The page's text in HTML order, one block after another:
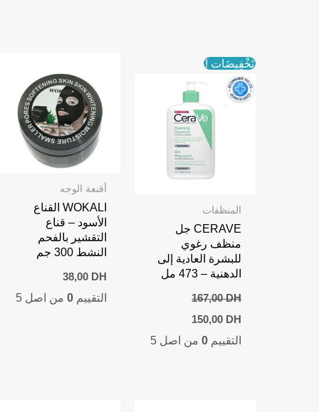
تَخْفِيضَات !
المنظفات
CERAVE جل
منظف رغوي
للبشرة العادية إلى
الدهنية – 473 مل
167,00DH
Original
was:
150,00 DH
Current
is:
التقييم 0من اصل 5
أقنعة الوجه
WOKALI القناع
الأسود – قناع
التقشير بالفحم
النشط 300 جم
38,00 DH
التقييم0 من اصل 5